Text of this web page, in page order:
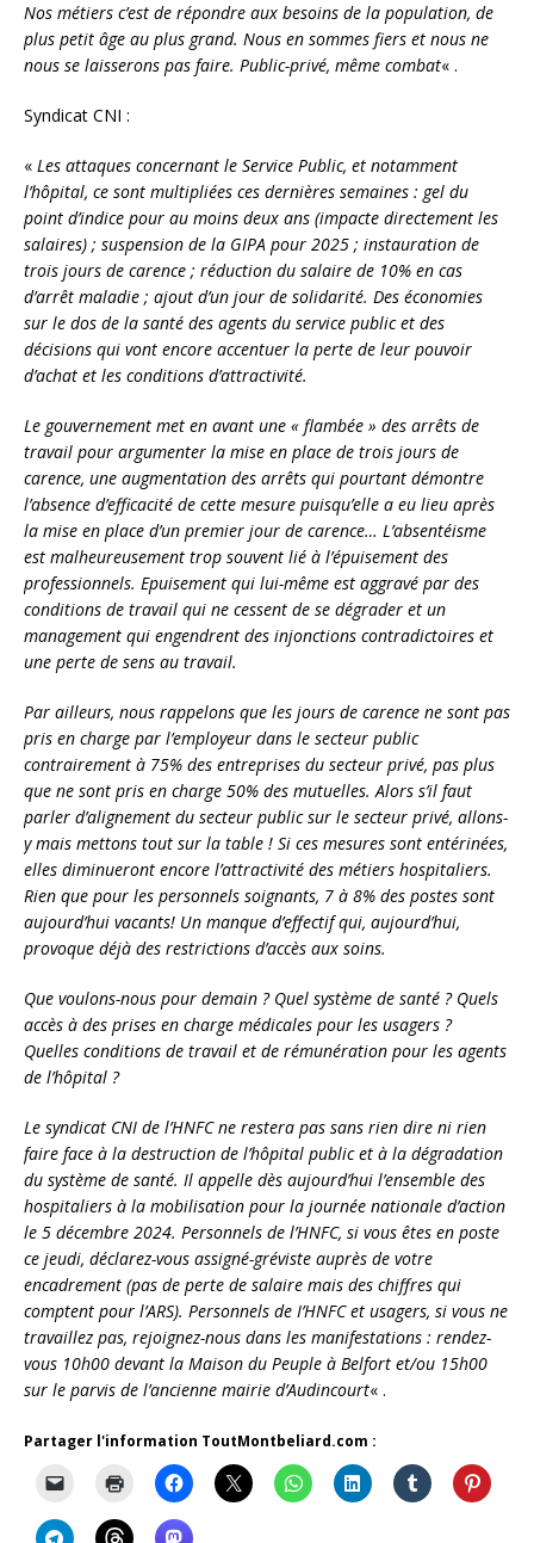
Nos métiers c’est de répondre aux besoins de la population, de
plus petit âge au plus grand. Nous en sommes fiers et nous ne
nous se laisserons pas faire. Public-privé, même combat« .
Syndicat CNI :
« Les attaques concernant le Service Public, et notamment
l’hôpital, ce sont multipliées ces dernières semaines : gel du
point d’indice pour au moins deux ans (impacte directement les
salaires) ; suspension de la GIPA pour 2025 ; instauration de
trois jours de carence ; réduction du salaire de 10% en cas
d’arrêt maladie ; ajout d’un jour de solidarité. Des économies
sur le dos de la santé des agents du service public et des
décisions qui vont encore accentuer la perte de leur pouvoir
d’achat et les conditions d’attractivité.
Le gouvernement met en avant une « flambée » des arrêts de
travail pour argumenter la mise en place de trois jours de
carence, une augmentation des arrêts qui pourtant démontre
l’absence d’efficacité de cette mesure puisqu’elle a eu lieu après
la mise en place d’un premier jour de carence… L’absentéisme
est malheureusement trop souvent lié à l’épuisement des
professionnels. Epuisement qui lui-même est aggravé par des
conditions de travail qui ne cessent de se dégrader et un
management qui engendrent des injonctions contradictoires et
une perte de sens au travail.
Par ailleurs, nous rappelons que les jours de carence ne sont pas
pris en charge par l’employeur dans le secteur public
contrairement à 75% des entreprises du secteur privé, pas plus
que ne sont pris en charge 50% des mutuelles. Alors s’il faut
parler d’alignement du secteur public sur le secteur privé, allons-
y mais mettons tout sur la table ! Si ces mesures sont entérinées,
elles diminueront encore l’attractivité des métiers hospitaliers.
Rien que pour les personnels soignants, 7 à 8% des postes sont
aujourd’hui vacants! Un manque d’effectif qui, aujourd’hui,
provoque déjà des restrictions d’accès aux soins.
Que voulons-nous pour demain ? Quel système de santé ? Quels
accès à des prises en charge médicales pour les usagers ?
Quelles conditions de travail et de rémunération pour les agents
de l’hôpital ?
Le syndicat CNI de l’HNFC ne restera pas sans rien dire ni rien
faire face à la destruction de l’hôpital public et à la dégradation
du système de santé. Il appelle dès aujourd’hui l’ensemble des
hospitaliers à la mobilisation pour la journée nationale d’action
le 5 décembre 2024. Personnels de l’HNFC, si vous êtes en poste
ce jeudi, déclarez-vous assigné-gréviste auprès de votre
encadrement (pas de perte de salaire mais des chiffres qui
comptent pour l’ARS). Personnels de I’HNFC et usagers, si vous ne
travaillez pas, rejoignez-nous dans les manifestations : rendez-
vous 10h00 devant la Maison du Peuple à Belfort et/ou 15h00
sur le parvis de l’ancienne mairie d’Audincourt« .
Partager l'information ToutMontbeliard.com :